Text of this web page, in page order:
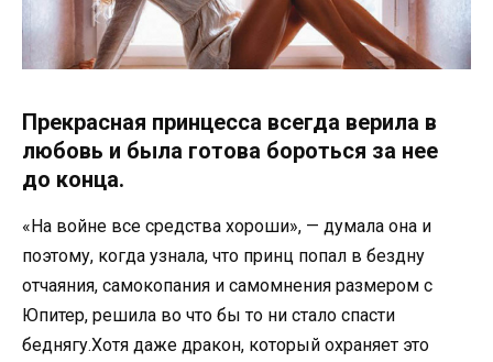
Прекрасная принцесса всегда верила в
любовь и была готова бороться за нее
до конца.
«На войне все средства хороши», — думала она и
поэтому, когда узнала, что принц попал в бездну
отчаяния, самокопания и самомнения размером с
Юпитер, решила во что бы то ни стало спасти
беднягу.Хотя даже дракон, который охраняет это